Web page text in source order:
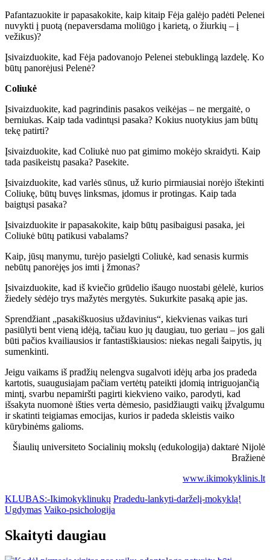
Pafantazuokite ir papasakokite, kaip kitaip Fėja galėjo padėti Pelenei
nuvykti į puotą (nepaversdama moliūgo į karietą, o žiurkių – į
vežikus)?
Įsivaizduokite, kad Fėja padovanojo Pelenei stebuklingą lazdelę. Ko
būtų panorėjusi Pelenė?
Coliukė
Įsivaizduokite, kad pagrindinis pasakos veikėjas – ne mergaitė, o
berniukas. Kaip tada vadintųsi pasaka? Kokius nuotykius jam būtų
tekę patirti?
Įsivaizduokite, kad Coliukė nuo pat gimimo mokėjo skraidyti. Kaip
tada pasikeistų pasaka? Pasekite.
Įsivaizduokite, kad varlės sūnus, už kurio pirmiausiai norėjo ištekinti
Coliukę, būtų buvęs linksmas, įdomus ir protingas. Kaip tada
baigtųsi pasaka?
Įsivaizduokite ir papasakokite, kaip būtų pasibaigusi pasaka, jei
Coliukė būtų patikusi vabalams?
Kaip, jūsų manymu, turėjo pasielgti Coliukė, kad senasis kurmis
nebūtų panorėjęs jos imti į žmonas?
Įsivaizduokite, kad iš kviečio grūdelio išaugo nuostabi gėlelė, kurios
žiedely sėdėjo trys mažytės mergytės. Sukurkite pasaką apie jas.
Sprendžiant „pasakiškuosius uždavinius“, kiekvienas vaikas turi
pasiūlyti bent vieną idėją, tačiau kuo jų daugiau, tuo geriau – jos gali
būti pačios kvailiausios ir fantastiškiausios: niekas negali šaipytis, jų
sumenkinti.
Jeigu vaikams iš pradžių nelengva sugalvoti idėjų arba jos pradeda
kartotis, suaugusiajam pačiam vertėtų pateikti įdomią intriguojančią
mintį, svarbu nepamiršti pagirti kiekvieno vaiko, parodyti, kad
išsakyta nuomonė išties verta dėmesio, pasidžiaugti vaikų įžvalgumu
ir skatinti teigiamas emocijas, kurios ir padeda skleistis vaiko
kūrybinėms galioms.
Šiaulių universiteto Socialinių mokslų (edukologija) daktarė Nijolė
Bražienė
www.ikimokyklinis.lt
KLUBAS:-Ikimokyklinukų Pradedu-lankyti-darželį-mokyklą!
Ugdymas Vaiko-psichologija
Skaityti daugiau